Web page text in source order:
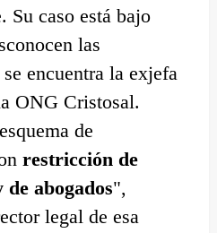
Su caso está bajo
las
encuentra la exjefa
ONG Cristosal.
de
restricción de
abogados",
legal de esa